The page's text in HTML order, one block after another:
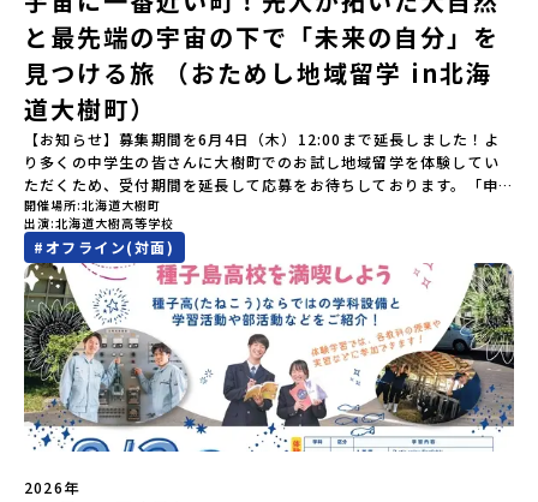
所・時間】7月5日(日) 13：00頃 JR有田駅【対象】中学2年生、中
学3年生【宿泊先】ありこや（佐賀県西松浦郡有田町）※地域みらい
留学生が活用している宿泊施設（シェアハウス）です。※1室1名で
宿泊いただく予定です。 【旅行代金】無料※旅行代金に含まれる費
用のうち、以下の内容が無料となります：・宿泊費（1泊分）・プロ
グラム内のアクティビティ・体験費用・一部の食事代*以下の費用は
参加者のご負担となります・集合場所までの往復交通費・お土産代
や自由時間の個人飲食費などの個人的費用【募集人数】最大5名（お
申し込み多数の場合は抽選の上決定）【参加者決定】お申し込み多
数の場合は、締め切り後1週間を目途に当落結果をご連絡いたしま
す。【申し込み受付期間】5月7日(木)12：00 から 5月21日(木)
12：00まで疑問も不安もワクワクに変える！「おためし地域留学」
ステップアップ説明会プログラムの内容を詳しく知りたい方や、お
申し込みを迷われている方向けにZoomでのオンライン配信を行い
ます。知りたい情報のレベルに合わせて、以下の2つのステップをご
活用ください。【STEP 1】全体オンライン説明会〜まずは「おため
し地域留学」を知りたい方へ〜日本全国20以上の地域から選んで参
加できる「おためし地域留学」の全体像や魅力について、説明会を
開催しました。中学生一人での参加にあたり、保護者様が特に気に
なる「安全面」や「事務局のサポート体制」についても詳しく解説
しています。ぜひ、ご自宅からお気軽にご視聴ください。▶︎ [アーカ
い圧倒的スケールの自然を味わうことができます。さらに、源義経
（みなもとのよしつね）とも縁が深いとされている地域で、義経を
祀った神社や公園などが存在し、アイヌ民族と日本の歴史を交差す
る瞬間を肌で体感できる町です。北の大地で育まれた「アイヌ文
化」とは？「アイヌ」の文化は北海道を中心とした北部周辺で、先
住民族である「アイヌ民族」によって大切に育まれてきた文化で
す。日本語とは異なる響きを持つ「アイヌ語」や、自然界のあらゆ
る物に「魂」が宿ると考える「精神文化」、祭りや家庭での行事な
どに踊られる「古式舞踊」、独特の文様による刺繍（ししゅう）、
木彫り等の工芸など、ユニークな文化が存在します。アイヌ文化で
は、人間のまわりに存在する生き物や自然のチカラ、暮らしの道具
のうち、人間にとって大切な役割を持っているものを「カムイ」と
呼んでいます。いつも自分たちを見守ってくれているもの、例え
ば、身近な動植物や、暮らしに欠かせない火、水、風、そして雄大
な山や川などもすべて「カムイ」です。この文化と精神性をテーマ
にした大人気マンガ「ゴールデンカムイ」は、累計3000万部以上販
売され、2026年3月に映画の続編も公開されるなど注目を集めてい
ます。今回は、平取町の中でもアイヌ文化に触れることのできる
「二風谷（にぶたに）コタン」へ出発！アイヌの家や暮らし、食な
どを体感することができます。ぜひ現地で味わってみてください
生との特別な交流この旅の大きな魅力は、地元の「平取高校」の先
と最先端の宇宙の下で「未来の自分」を
見つける旅 （おためし地域留学 in北海
道大樹町）
【お知らせ】募集期間を6月4日（木）12:00まで延長しました！よ
り多くの中学生の皆さんに大樹町でのお試し地域留学を体験してい
ただくため、受付期間を延長して応募をお待ちしております。「申
し込みのタイミングを逃してしまった」という方も、この機会にぜ
ひ一歩踏み出してみませんか？※都合により締め切りを早める場合
がございます。お早目にご応募ください！-------------------------
-------------------＼返還不要・3年間最大72万／💡北海道の高校留
学に【毎月2万円】の給付型奨学金～夢に向かって一歩踏み出す、あ
なたの未来を応援！～ 詳細・条件はこちらから------------------
--------------------------ーーーーーーーーーーーーーーーーーー
ーーーーーーーーーーーーーー＜体験費・宿泊費が無料！＞民間ロ
ケットの打ち上げ成功で話題になった町！ 北海道の「宇宙版シリコ
ンバレー」を目指す大樹町で、最先端テクノロジーとどこまでも続
く大自然を肌で感じてみませんか？「地元以外の地域の暮らしが気
になる。いつか留学してみたい！」「自分の進学や将来の可能性を
もっとひらきたい！ 」「自然が好きでもっと触れてあそびたい！」
開催場所 北海道大樹町
出演 北海道大樹高等学校
#オフライン(対面)
2026年